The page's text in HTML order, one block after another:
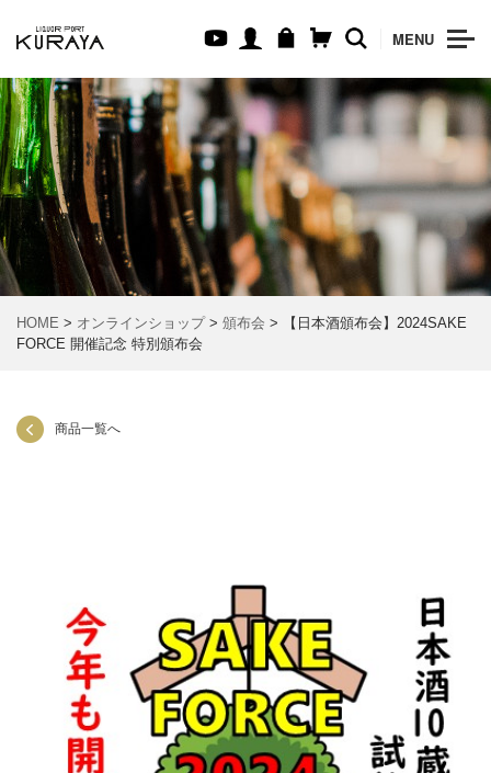
MENU
HOME > オンラインショップ> 頒布会 > 【日本酒頒布会】2024SAKE
FORCE 開催記念 特別頒布会
商品一覧へ